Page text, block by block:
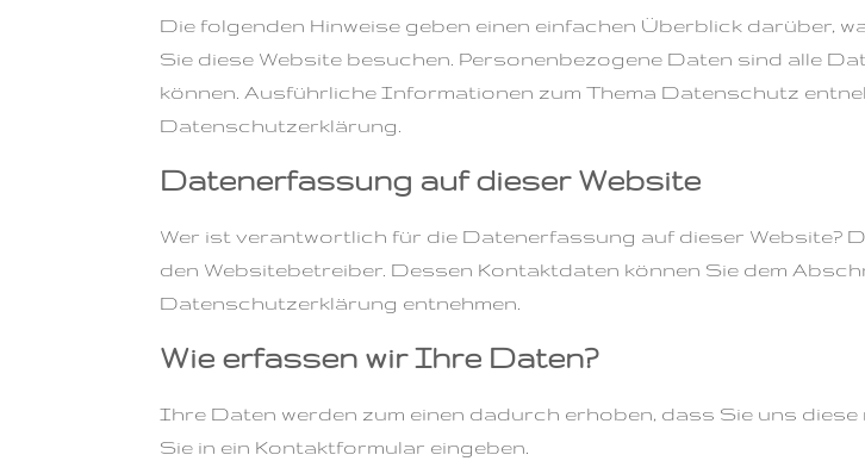
Die folgenden Hinweise geben einen einfachen Überblick darüber,
Sie diese Website besuchen. Personenbezogene Daten sind alle
können. Ausführliche Informationen zum Thema Datenschutz
Datenschutzerklärung.
Datenerfassung auf dieser Website
Wer ist verantwortlich für die Datenerfassung auf dieser Website?
den Websitebetreiber. Dessen Kontaktdaten können Sie dem
Datenschutzerklärung entnehmen.
Wie erfassen wir Ihre Daten?
Ihre Daten werden zum einen dadurch erhoben, dass Sie uns diese
Sie in ein Kontaktformular eingeben.